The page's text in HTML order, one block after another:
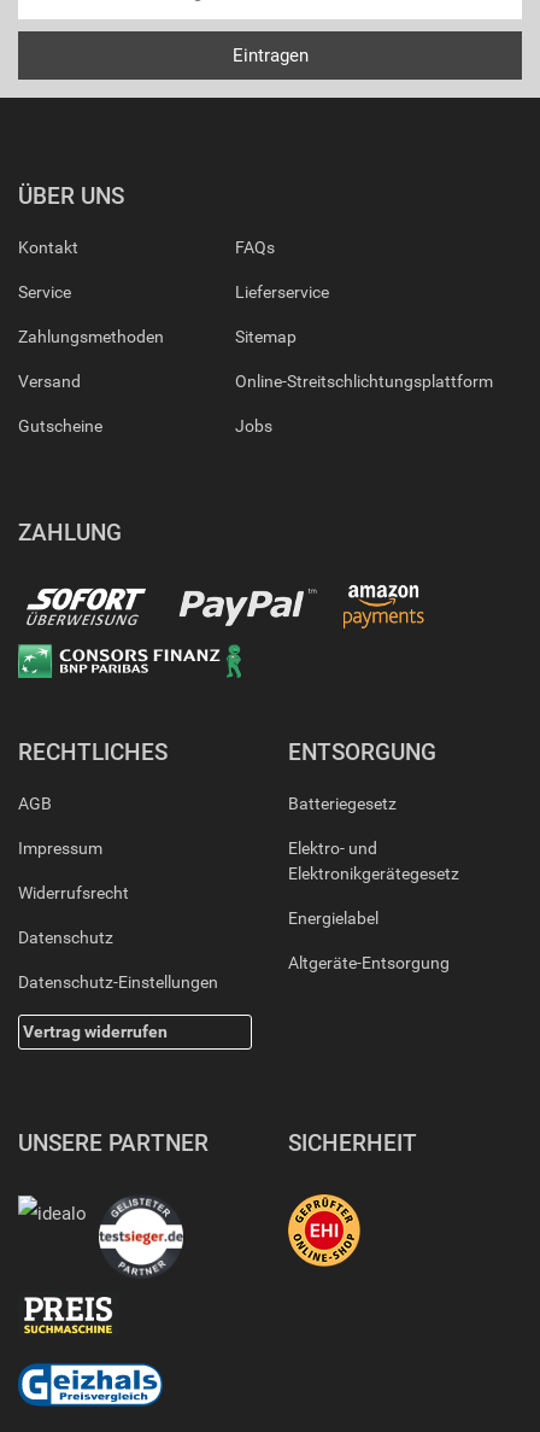
ÜBER UNS
Kontakt
Service
Zahlungsmethoden
Versand
Gutscheine
FAQs
Lieferservice
Sitemap
Online-Streitschlichtungsplattform
Jobs
ZAHLUNG
RECHTLICHES
AGB
Impressum
Widerrufsrecht
Datenschutz
Datenschutz-Einstellungen
Vertrag widerrufen
ENTSORGUNG
Batteriegesetz
Elektro- und
Elektronikgerätegesetz
Energielabel
Altgeräte-Entsorgung
UNSERE PARTNER SICHERHEIT